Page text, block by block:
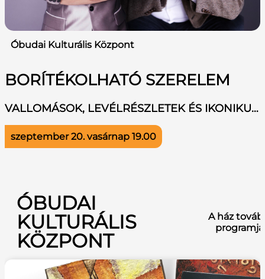
Óbudai Kulturális Központ
BORÍTÉKOLHATÓ SZERELEM
VALLOMÁSOK, LEVÉLRÉSZLETEK ÉS IKONIKUS DALOK A SZERELEMRŐL
szeptember 20. vasárnap 19.00
ÓBUDAI
KULTURÁLIS
KÖZPONT
A ház